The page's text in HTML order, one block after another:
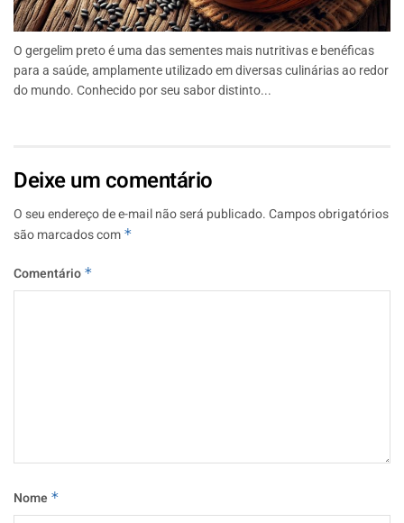
O gergelim preto é uma das sementes mais nutritivas e benéficas
para a saúde, amplamente utilizado em diversas culinárias ao redor
do mundo. Conhecido por seu sabor distinto...
Deixe um comentário
O seu endereço de e-mail não será publicado.Campos obrigatórios
são marcados com *
Comentário *
Nome *